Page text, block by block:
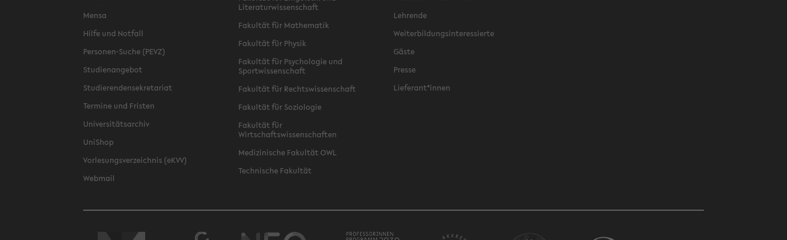
Mensa
Hilfe und Notfall
Personen-Suche (PEVZ)
Studienangebot
Studierendensekretariat
Termine und Fristen
Universitätsarchiv
UniShop
Vorlesungsverzeichnis (eKVV)
Webmail
Literaturwissenschaft
Fakultät für Mathematik
Fakultät für Physik
Fakultät für Psychologie und
Sportwissenschaft
Fakultät für Rechtswissenschaft
Fakultät für Soziologie
Fakultät für
Wirtschaftswissenschaften
Medizinische Fakultät OWL
Technische Fakultät
Lehrende
Weiterbildungsinteressierte
Gäste
Presse
Lieferant*innen